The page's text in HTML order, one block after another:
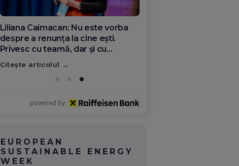
Diana Olar, românca de la Google
care demonstrează că diaspora
poate schimba România
Citește articolul
powered by
EUROPEAN
SUSTAINABLE ENERGY
WEEK